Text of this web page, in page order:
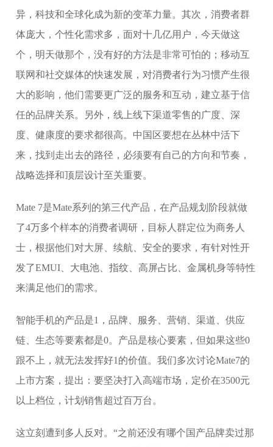
异，科技和全球化成为新的变革力量。其次，消费者群
体庞大，个性化需求多，面对十几亿用户，今天做这
个，明天做那个，没有好的方法是非常可怕的；移动互
联网和社交媒体的快速发展，对消费者行为习惯产生很
大的影响，他们需要更广泛的服务和互动，建立基于信
任的品牌关系。另外，线上线下渠道零售的广度、深
度、健康度的要求都很高。中国区要想在丛林中活下
来，找到走出去的路径，必须要有自己的方向和节奏，
战略选择和顶层设计至关重要。
Mate 7是Mate系列的第三代产品，在产品规划阶段就做
了4万多个样本的消费者调研，目标人群定位为商务人
士，根据他们对大屏、续航、安全的要求，有针对性开
发了EMUI、大电池、指纹、高屏占比、金属机身等特性
来满足他们的需求。
智能手机的产品是1，品牌、服务、营销、渠道、供应
链、生态等要素都是0。产品是核心要素，但如果这些0
跟不上，就无法发挥好1的价值。我们多次讨论Mate7的
上市方案，提出：要坚决打入高端市场，定价在3500元
以上档位，计划销售超过百万台。
这立刻遭到多人反对。“之前还没有哪个国产品牌卖过那